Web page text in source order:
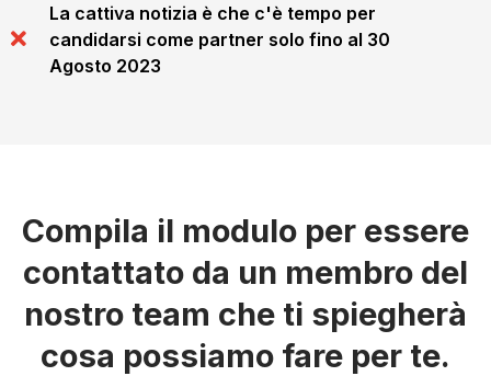
La cattiva notizia è che c'è tempo per
candidarsi come partner solo fino al 30
Agosto 2023
Compila il modulo per essere
contattato da un membro del
nostro team che ti spiegherà
cosa possiamo fare per te.